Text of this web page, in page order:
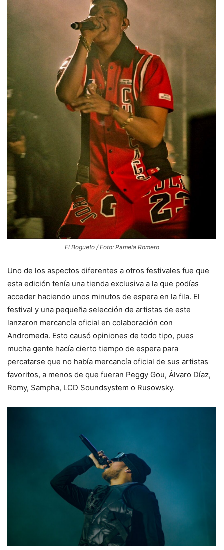
El Bogueto / Foto: Pamela Romero
Uno de los aspectos diferentes a otros festivales fue que
esta edición tenía una tienda exclusiva a la que podías
acceder haciendo unos minutos de espera en la fila. El
festival y una pequeña selección de artistas de este
lanzaron mercancía oficial en colaboración con
Andromeda. Esto causó opiniones de todo tipo, pues
mucha gente hacía cierto tiempo de espera para
percatarse que no había mercancía oficial de sus artistas
favoritos, a menos de que fueran Peggy Gou, Álvaro Díaz,
Romy, Sampha, LCD Soundsystem o Rusowsky.